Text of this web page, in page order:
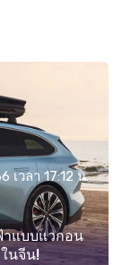
เวลา 17:12 น.
าแบบแวกอน
นจีน!